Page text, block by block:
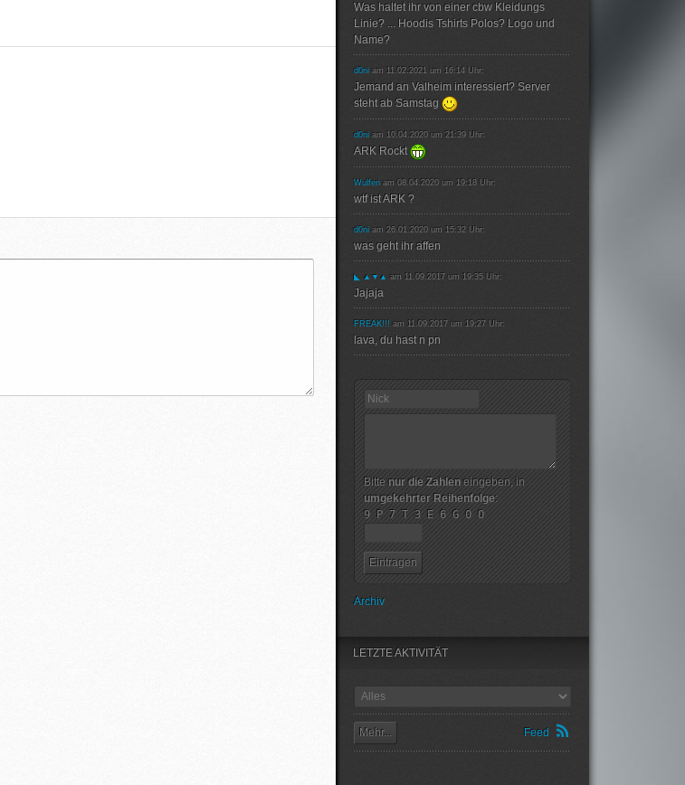
Was haltet ihr von einer cbw Kleidungs
Linie? ... Hoodis Tshirts Polos? Logo und
Name?
d0ni am 11.02.2021 um 16:14 Uhr:
Jemand an Valheim interessiert? Server
steht ab Samstag
d0ni am 10.04.2020 um 21:39 Uhr:
ARK Rockt
Wulfen am 08.04.2020 um 19:18 Uhr:
wtf ist ARK ?
d0ni am 26.01.2020 um 15:32 Uhr:
was geht ihr affen
◣ ▲▼▲ am 11.09.2017 um 19:35 Uhr:
Jajaja
FREAK!!! am 11.09.2017 um 19:27 Uhr:
lava, du hast n pn
Bitte nur die Zahlen eingeben, in
umgekehrter Reihenfolge:
9 P 7 T 3 E 6 G 0 O
Archiv
LETZTE AKTIVITÄT
Mehr... Feed